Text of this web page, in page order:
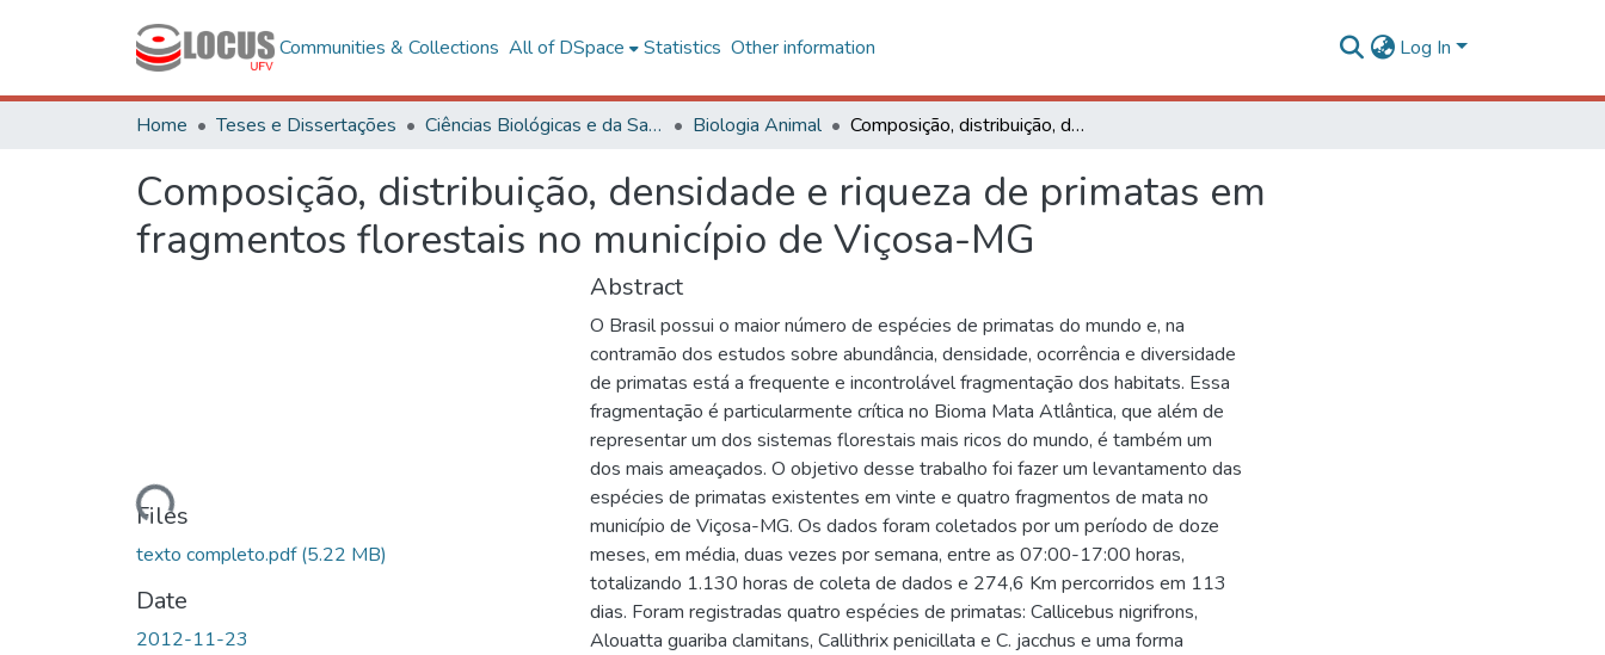
Communities & Collections All of DSpace Statistics Other information Log In
Home Teses e Dissertações Ciências Biológicas e da Saúde Biologia Animal Composição, distribuição, densidade e riqueza de primatas em fragmentos florestais no município de Viçosa-MG
Composição, distribuição, densidade e riqueza de primatas em
fragmentos florestais no município de Viçosa-MG
Loading...
Files
texto completo.pdf(5.22 MB)
Date
2012-11-23
Abstract
O Brasil possui o maior número de espécies de primatas do mundo e, na
contramão dos estudos sobre abundância, densidade, ocorrência e diversidade
de primatas está a frequente e incontrolável fragmentação dos habitats. Essa
fragmentação é particularmente crítica no Bioma Mata Atlântica, que além de
representar um dos sistemas florestais mais ricos do mundo, é também um
dos mais ameaçados. O objetivo desse trabalho foi fazer um levantamento das
espécies de primatas existentes em vinte e quatro fragmentos de mata no
município de Viçosa-MG. Os dados foram coletados por um período de doze
meses, em média, duas vezes por semana, entre as 07:00-17:00 horas,
totalizando 1.130 horas de coleta de dados e 274,6 Km percorridos em 113
dias. Foram registradas quatro espécies de primatas: Callicebus nigrifrons,
Alouatta guariba clamitans, Callithrix penicillata e C. jacchus e uma forma